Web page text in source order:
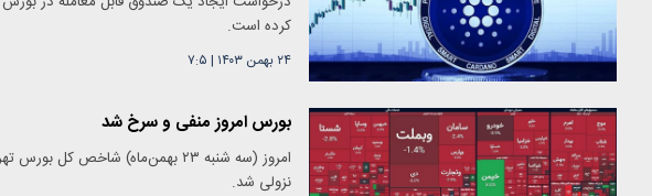
کرده است.
۲۴ بهمن ۱۴۰۳ | ۷:۵
بورس امروز منفی و سرخ شد
نزولی شد.